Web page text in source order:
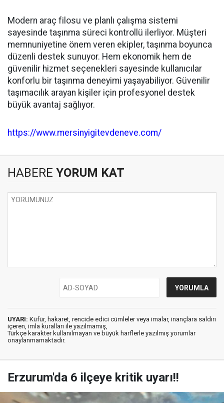
Modern araç filosu ve planlı çalışma sistemi
sayesinde taşınma süreci kontrollü ilerliyor. Müşteri
memnuniyetine önem veren ekipler, taşınma boyunca
düzenli destek sunuyor. Hem ekonomik hem de
güvenilir hizmet seçenekleri sayesinde kullanıcılar
konforlu bir taşınma deneyimi yaşayabiliyor. Güvenilir
taşımacılık arayan kişiler için profesyonel destek
büyük avantaj sağlıyor.
https://www.mersinyigitevdeneve.com/
HABERE YORUM KAT
UYARI: Küfür, hakaret, rencide edici cümleler veya imalar, inançlara saldırı
içeren, imla kuralları ile yazılmamış,
Türkçe karakter kullanılmayan ve büyük harflerle yazılmış yorumlar
onaylanmamaktadır.
Erzurum'da 6 ilçeye kritik uyarı!!